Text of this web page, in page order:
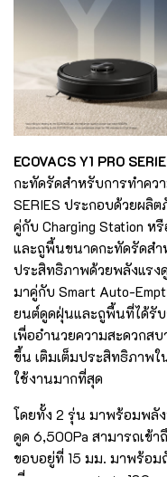
ECOVACS Y1 PRO
กะทัดรัดสำหรับการทำคว
SERIES ประกอบด้วยผลิ
คู่กับ Charging Station
และถูพื้นขนาดกะทัดรัดสำ
ประสิทธิภาพด้วยพลังแรง
มาคู่กับ Smart Auto-
ยนต์ดูดฝุ่นและถูพื้นที่ได้รั
เพื่ออำนวยความสะดวกส
ขึ้น เติมเต็มประสิทธิภาพใ
ใช้งานมากที่สุด
โดยทั้ง 2 รุ่น มาพร้อมพลั
ดูด 6,500Pa สามารถเข้
ขอบอยู่ที่ 15 มม. มาพร้อม